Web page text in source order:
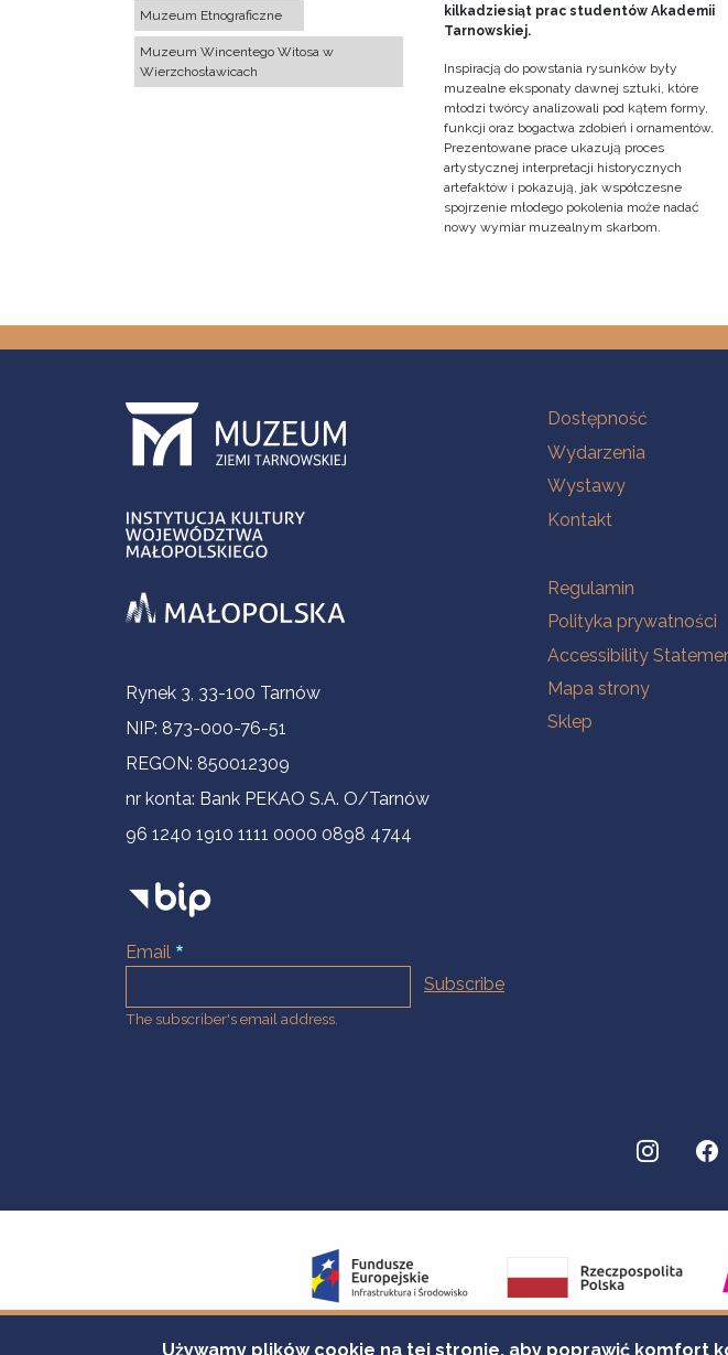
Muzeum Etnograficzne
Muzeum Wincentego Witosa w
Wierzchosławicach
kilkadziesiąt prac studentów Akademii
Tarnowskiej.
Inspiracją do powstania rysunków były
muzealne eksponaty dawnej sztuki, które
młodzi twórcy analizowali pod kątem formy,
funkcji oraz bogactwa zdobień i ornamentów.
Prezentowane prace ukazują proces
artystycznej interpretacji historycznych
artefaktów i pokazują, jak współczesne
spojrzenie młodego pokolenia może nadać
nowy wymiar muzealnym skarbom.
Contact Information
Rynek 3, 33-100 Tarnów
NIP: 873-000-76-51
REGON: 850012309
nr konta: Bank PEKAO S.A. O/Tarnów
96 1240 1910 1111 0000 0898 4744
Email
The subscriber's email address.
Na skróty.
Dostępność
Wydarzenia
Wystawy
Kontakt
Na skróty.
Regulamin
Polityka prywatności
Accessibility
Mapa strony
Sklep
Używamy plików cookie na tej stronie, aby poprawić komfort